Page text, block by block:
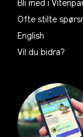
Bli med i
Ofte stilte
English
Vil du bidra?